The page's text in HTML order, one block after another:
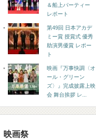
＆船上パーティー
レポート
第49回 日本アカデ
ミー賞 授賞式 優秀
助演男優賞 レポー
ト
映画『万事快調〈オ
ール・グリーン
ズ〉』完成披露上映
会 舞台挨拶 レ...
映画祭